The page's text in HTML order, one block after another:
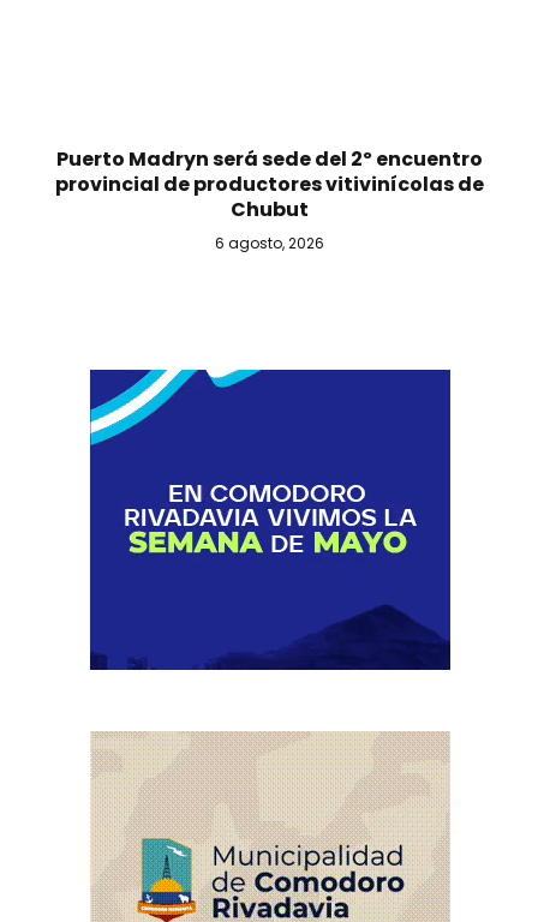
Puerto Madryn será sede del 2º encuentro
provincial de productores vitivinícolas de
Chubut
6 agosto, 2026